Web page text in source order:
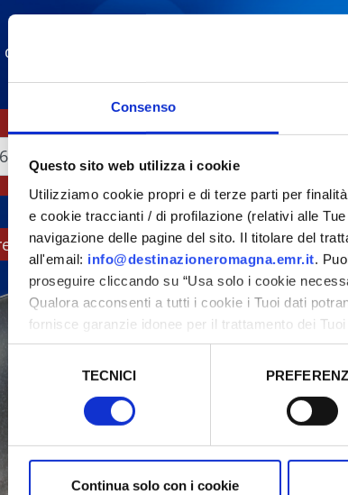
Consenso
Questo sito web utilizza i cookie
Utilizziamo cookie propri e di terze parti per
e cookie traccianti / di profilazione (relativi alle
navigazione delle pagine del sito. Il titolare del
all'email: info@destinazioneromagna.emr.it.
proseguire cliccando su “Usa solo i cookie
Qualora acconsenti a tutti i cookie i Tuoi dati
fornisce garanzie idonee per il trattamento dei
sicurezza a Tutela dei navigatori, che abbiamo
TECNICI
Continua solo con i cookie
di Natale e Capodanno Riviera Rimini
subire variazioni, contattare sempre